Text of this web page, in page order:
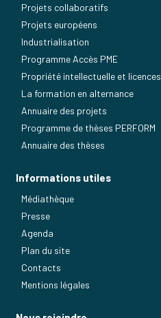
Projets collaboratifs
Projets européens
Industrialisation
Programme Accès PME
Propriété intellectuelle et licences
La formation en alternance
Annuaire des projets
Programme de thèses PERFORM
Annuaire des thèses
Informations utiles
Médiathèque
Presse
Agenda
Plan du site
Contacts
Mentions légales